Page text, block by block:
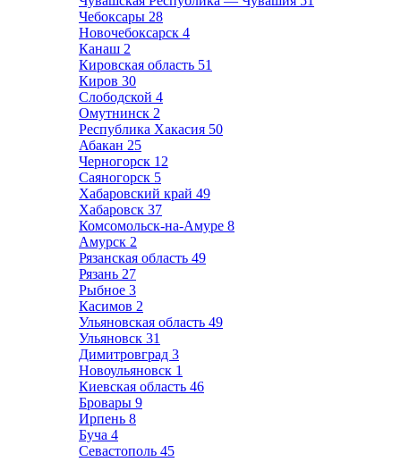
Чебоксары 28
Новочебоксарск 4
Канаш 2
Кировская область 51
Киров 30
Слободской 4
Омутнинск 2
Республика Хакасия 50
Абакан 25
Черногорск 12
Саяногорск 5
Хабаровский край 49
Хабаровск 37
Комсомольск-на-Амуре 8
Амурск 2
Рязанская область 49
Рязань 27
Рыбное 3
Касимов 2
Ульяновская область 49
Ульяновск 31
Димитровград 3
Новоульяновск 1
Киевская область 46
Бровары 9
Ирпень 8
Буча 4
Севастополь 45